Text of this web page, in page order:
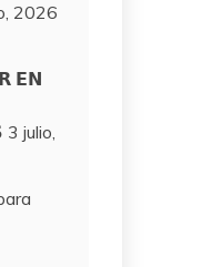
2026
𝗘𝗡
3 julio,